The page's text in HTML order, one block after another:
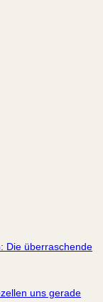
Die überraschende
uns gerade